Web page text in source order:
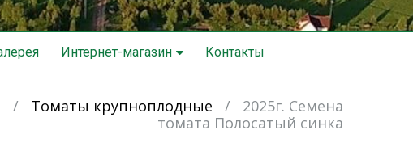
Интернет-магазин Контакты
/ Томаты крупноплодные /
2025г. Семена
томата Полосатый синка